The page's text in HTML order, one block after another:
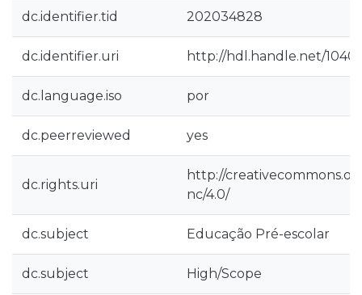
dc.identifier.tid 202034828
dc.identifier.uri http://hdl.handle.net/
dc.language.iso por
dc.peerreviewed yes
dc.rights.uri
http://
nc/4.0/
dc.subject Educação Pré-­escolar
dc.subject High/Scope